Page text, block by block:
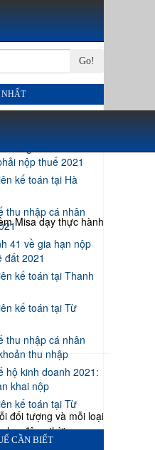
Misa dạy thực hành
đối tượng và mỗi loại
lao động thời vụ.
Go!
2021
nộp thuế 2021
kế toán tại Hà
thu nhập cá nhân
41 về gia hạn nộp
đất 2021
kế toán tại Thanh
kế toán tại Từ
thu nhập cá nhân
thu nhập
hộ kinh doanh 2021:
khai nộp
kế toán tại Từ
CẦN BIẾT